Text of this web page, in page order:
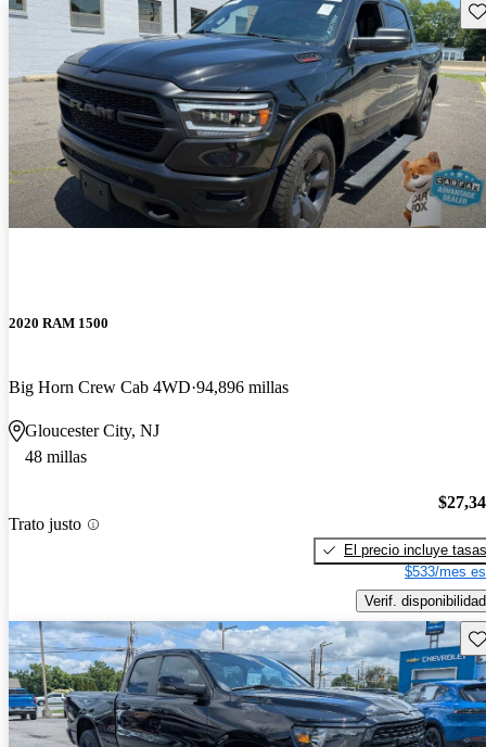
2020 RAM 1500
Big Horn Crew Cab 4WD 94,896 millas
Gloucester City, NJ
48 millas
Trato justo
El precio incluye tasas
$533/mes
Verif. disponibilidad